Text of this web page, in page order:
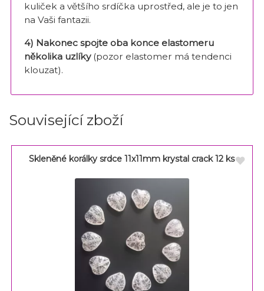
kuliček a většího srdíčka uprostřed, ale je to jen
na Vaši fantazii.
4) Nakonec spojte oba konce elastomeru
několika uzlíky (pozor elastomer má tendenci
klouzat).
Související zboží
Skleněné korálky srdce 11x11mm krystal crack 12 ks